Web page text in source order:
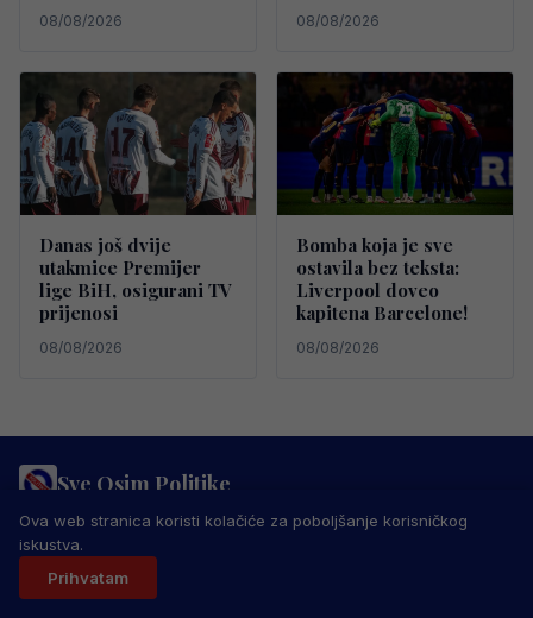
08/08/2026 08/08/2026
Danas još dvije
utakmice Premijer
lige BiH, osigurani TV
prijenosi
08/08/2026
Bomba koja je sve
ostavila bez teksta:
Liverpool doveo
kapitena Barcelone!
08/08/2026
Sve Osim Politike
PRAVILA PRIVATNOSTIMARKETING USLOVI KORIŠTENJA
IMPRESSUM
© 2026 Sve Osim Politike. Sva prava zadržana.
Ova web stranica koristi kolačiće za poboljšanje korisničkog
iskustva.
Prihvatam